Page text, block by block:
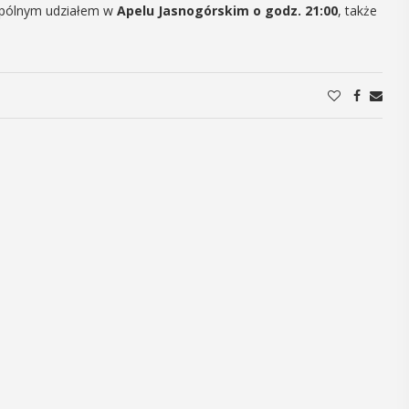
udziałem w Apelu Jasnogórskim o godz. 21:00, także